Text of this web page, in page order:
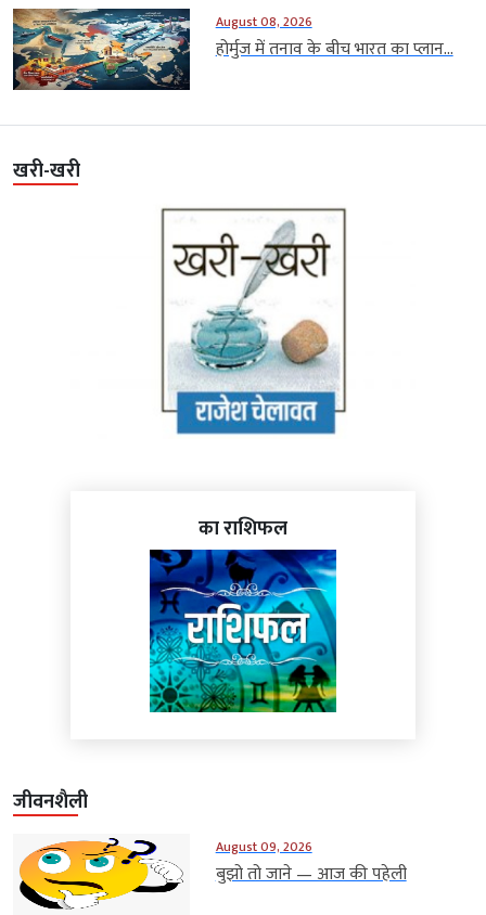
August 08, 2026
होर्मुज में तनाव के बीच भारत का प्लान...
खरी-खरी
का राशिफल
जीवनशैली
August 09, 2026
बुझो तो जाने — आज की पहेली